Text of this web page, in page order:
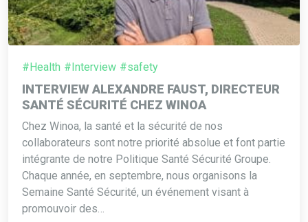
#Health #Interview #safety
INTERVIEW ALEXANDRE FAUST, DIRECTEUR
SANTÉ SÉCURITÉ CHEZ WINOA
Chez Winoa, la santé et la sécurité de nos
collaborateurs sont notre priorité absolue et font partie
intégrante de notre Politique Santé Sécurité Groupe.
Chaque année, en septembre, nous organisons la
Semaine Santé Sécurité, un événement visant à
promouvoir des…